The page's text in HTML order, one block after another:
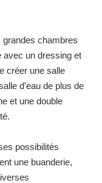
grandes chambres
avec un dressing et
créer une salle
d'eau de plus de
et une double
possibilités
une buanderie,